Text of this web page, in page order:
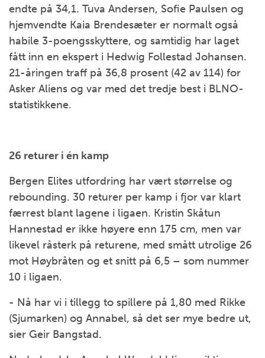
endte på 34,1. Tuva Andersen, Sofie Paulsen og
hjemvendte Kaia Brendesæter er normalt også
habile 3-poengsskyttere, og samtidig har laget
fått inn en ekspert i Hedwig Follestad Johansen.
21-åringen traff på 36,8 prosent (42 av 114) for
Asker Aliens og var med det tredje best i BLNO-
statistikkene.
26 returer i én kamp
Bergen Elites utfordring har vært størrelse og
rebounding. 30 returer per kamp i fjor var klart
færrest blant lagene i ligaen. Kristin Skåtun
Hannestad er ikke høyere enn 175 cm, men var
likevel råsterk på returene, med smått utrolige 26
mot Høybråten og et snitt på 6,5 – som nummer
10 i ligaen.
- Nå har vi i tillegg to spillere på 1,80 med Rikke
(Sjumarken) og Annabel, så det ser mye bedre ut,
sier Geir Bangstad.